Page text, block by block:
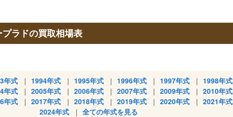
ラドの買取相場表
年式 1994年式 1995年式 1996年式 1997年式 1998年式
年式 2005年式 2006年式 2007年式 2009年式 2010年式
年式 2017年式 2018年式 2019年式 2020年式 2021年式
2024年式
全ての年式を見る